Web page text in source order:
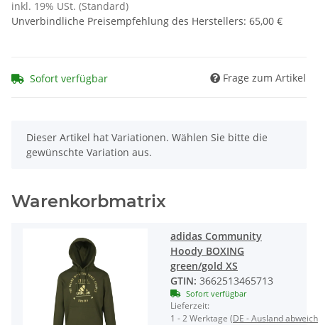
inkl. 19% USt. (Standard)
Unverbindliche Preisempfehlung des Herstellers: 65,00 €
Sofort verfügbar Frage zum Artikel
x
Dieser Artikel hat Variationen. Wählen Sie bitte die
gewünschte Variation aus.
Warenkorbmatrix
adidas Community
Hoody BOXING
green/gold XS
GTIN: 3662513465713
Sofort verfügbar
Lieferzeit:
1 - 2 Werktage (DE - Ausland